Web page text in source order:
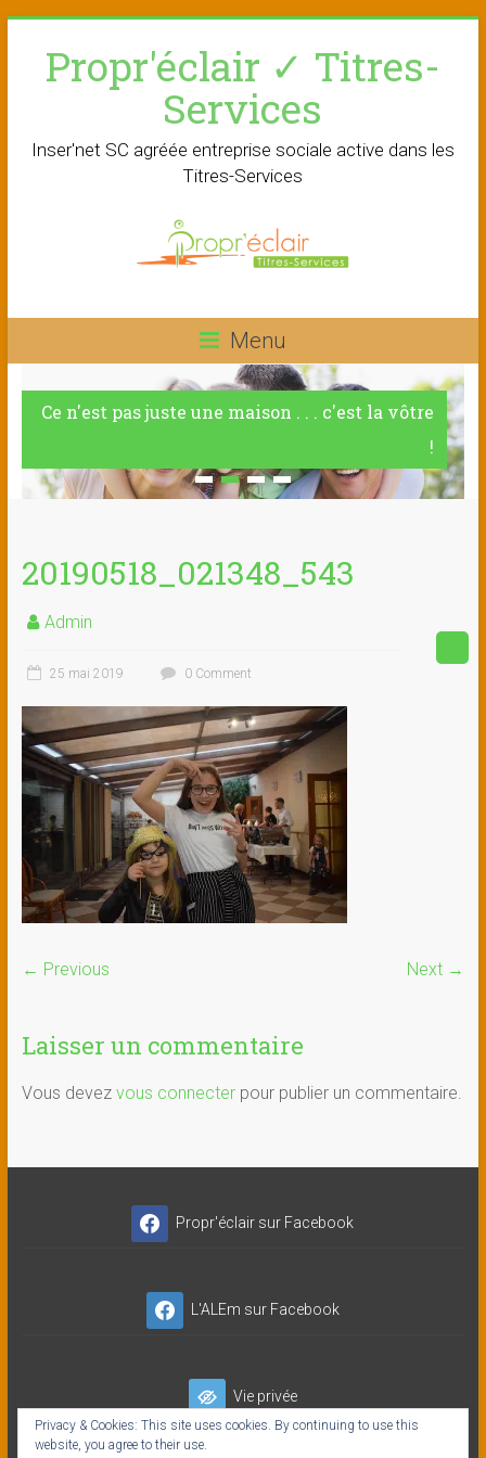
contentPropr'éclair ✓ Titres-
Services
Inser'net SC agréée entreprise sociale active dans les
Titres-Services
Menu
Ce n'est pas juste une maison . . . c'est la vôtre
!
20190518_021348_543
Admin
25 mai 2019 0 Comment
← Previous Next →
Laisser un commentaire
Vous devez vous connecterpour publier un commentaire.
Propr'éclair sur Facebook
L'ALEm sur Facebook
Vie privée
Privacy & Cookies: This site uses cookies. By continuing to use this
website, you agree to their use.